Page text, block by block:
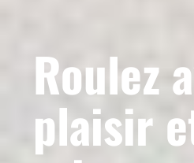
Roulez
plaisir